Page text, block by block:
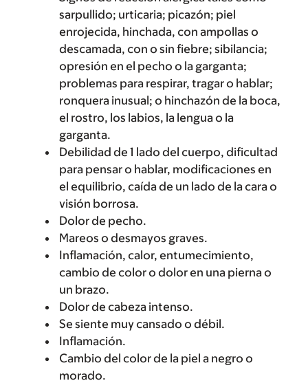
sarpullido; urticaria; picazón; piel
enrojecida, hinchada, con ampollas o
descamada, con o sin fiebre; sibilancia;
opresión en el pecho o la garganta;
problemas para respirar, tragar o hablar;
ronquera inusual; o hinchazón de la boca,
el rostro, los labios, la lengua o la
garganta.
Debilidad de 1 lado del cuerpo, dificultad
para pensar o hablar, modificaciones en
el equilibrio, caída de un lado de la cara o
visión borrosa.
Dolor de pecho.
Mareos o desmayos graves.
Inflamación, calor, entumecimiento,
cambio de color o dolor en una pierna o
un brazo.
Dolor de cabeza intenso.
Se siente muy cansado o débil.
Inflamación.
Cambio del color de la piel a negro o
morado.